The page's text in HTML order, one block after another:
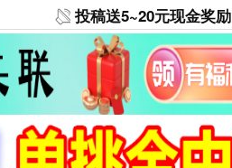
投稿送5~20元现金奖励